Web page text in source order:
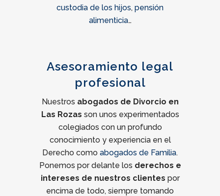
custodia de los hijos, pensión
alimenticia…
Asesoramiento legal
profesional
Nuestros abogados de Divorcio en
Las Rozas son unos experimentados
colegiados con un profundo
conocimiento y experiencia en el
Derecho como abogados de Familia.
Ponemos por delante los derechos e
intereses de nuestros clientes por
encima de todo, siempre tomando